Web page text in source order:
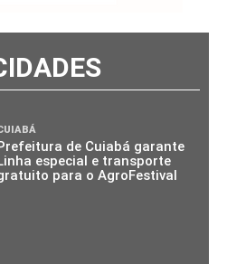
de Cuiabá garante
especial e transporte
para o AgroFestival